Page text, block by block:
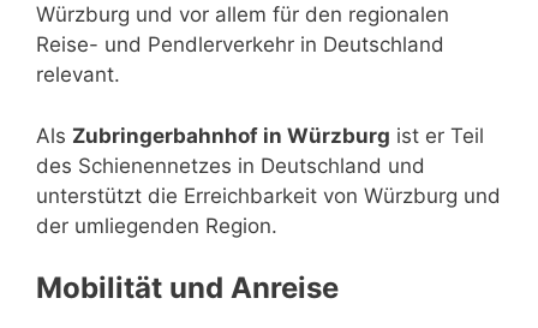
Würzburg und vor allem für den regionalen
Reise- und Pendlerverkehr in Deutschland
relevant.
Als Zubringerbahnhof in Würzburg ist er Teil
des Schienennetzes in Deutschland und
unterstützt die Erreichbarkeit von Würzburg und
der umliegenden Region.
Mobilität und Anreise